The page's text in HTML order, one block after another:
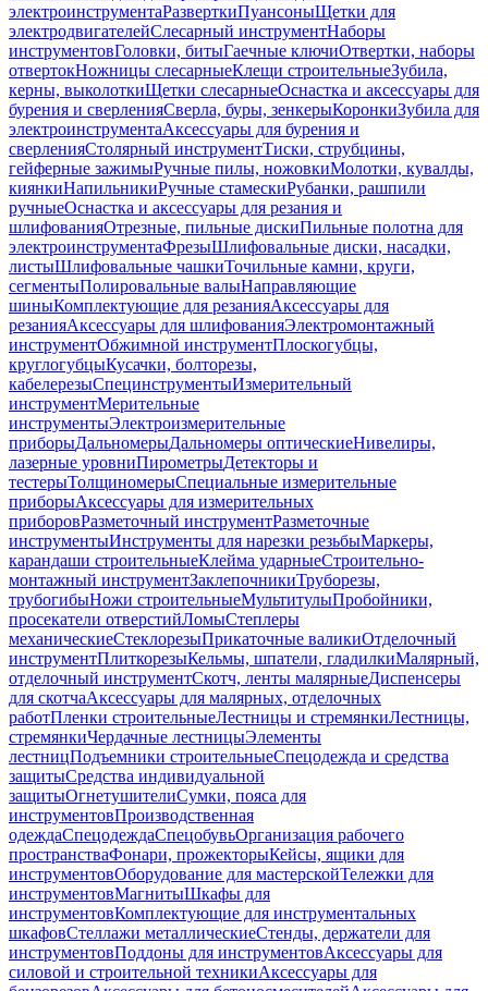
электроинструментаРазверткиПуансоныЩетки для
электродвигателейСлесарный инструментНаборы
инструментовГоловки, битыГаечные ключиОтвертки, наборы
отвертокНожницы слесарныеКлещи строительныеЗубила,
керны, выколоткиЩетки слесарныеОснастка и аксессуары для
бурения и сверленияСверла, буры, зенкерыКоронкиЗубила для
электроинструментаАксессуары для бурения и
сверленияСтолярный инструментТиски, струбцины,
гейферные зажимыРучные пилы, ножовкиМолотки, кувалды,
киянкиНапильникиРучные стамескиРубанки, рашпили
ручныеОснастка и аксессуары для резания и
шлифованияОтрезные, пильные дискиПильные полотна для
электроинструментаФрезыШлифовальные диски, насадки,
листыШлифовальные чашкиТочильные камни, круги,
сегментыПолировальные валыНаправляющие
шиныКомплектующие для резанияАксессуары для
резанияАксессуары для шлифованияЭлектромонтажный
инструментОбжимной инструментПлоскогубцы,
круглогубцыКусачки, болторезы,
кабелерезыСпецинструментыИзмерительный
инструментМерительные
инструментыЭлектроизмерительные
приборыДальномерыДальномеры оптическиеНивелиры,
лазерные уровниПирометрыДетекторы и
тестерыТолщиномерыСпециальные измерительные
приборыАксессуары для измерительных
приборовРазметочный инструментРазметочные
инструментыИнструменты для нарезки резьбыМаркеры,
карандаши строительныеКлейма ударныеСтроительно-
монтажный инструментЗаклепочникиТруборезы,
трубогибыНожи строительныеМультитулыПробойники,
просекатели отверстийЛомыСтеплеры
механическиеСтеклорезыПрикаточные валикиОтделочный
инструментПлиткорезыКельмы, шпатели, гладилкиМалярный,
отделочный инструментСкотч, ленты малярныеДиспенсеры
для скотчаАксессуары для малярных, отделочных
работПленки строительныеЛестницы и стремянкиЛестницы,
стремянкиЧердачные лестницыЭлементы
лестницПодъемники строительныеСпецодежда и средства
защитыСредства индивидуальной
защитыОгнетушителиСумки, пояса для
инструментовПроизводственная
одеждаСпецодеждаСпецобувьОрганизация рабочего
пространстваФонари, прожекторыКейсы, ящики для
инструментовОборудование для мастерскойТележки для
инструментовМагнитыШкафы для
инструментовКомплектующие для инструментальных
шкафовСтеллажи металлическиеСтенды, держатели для
инструментовПоддоны для инструментовАксессуары для
силовой и строительной техникиАксессуары для